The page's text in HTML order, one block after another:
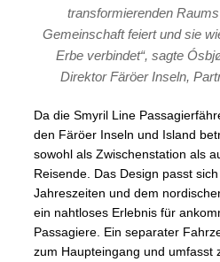
transformierenden
Gemeinschaft feiert und sie
Erbe verbindet“, sagte
Direktor Färöer Inseln,
Da die Smyril Line
den Färöer Inseln und Island
sowohl als Zwischenstation als
Reisende. Das Design passt
Jahreszeiten und dem
ein nahtloses Erlebnis für
Passagiere. Ein separater
zum Haupteingang und umfasst